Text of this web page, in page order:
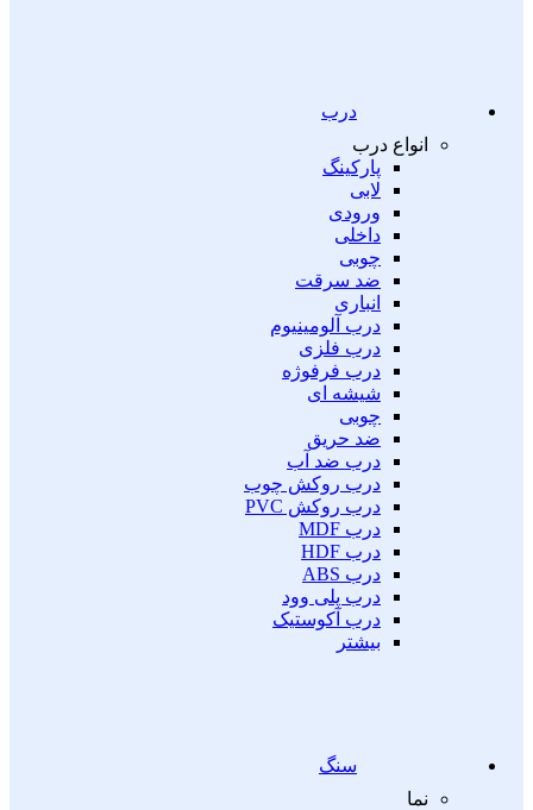
درب
انواع درب
پارکینگ
لابی
ورودی
داخلی
چوبی
ضد سرقت
انباری
درب آلومینیوم
درب فلزی
درب فرفوژه
شیشه ای
چوبی
ضد حریق
درب ضد آب
درب روکش چوب
درب روکش PVC
درب MDF
درب HDF
درب ABS
درب پلی وود
درب آکوستیک
بیشتر
سنگ
نما